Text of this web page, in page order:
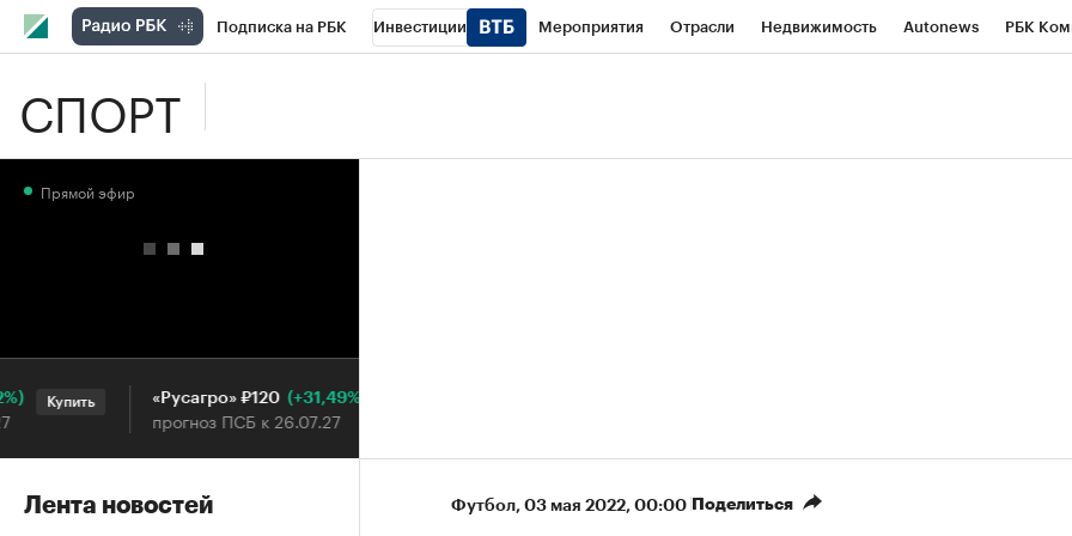
Подписка на РБК Инвестиции Мероприятия Отрасли Недвижимость Autonews РБК
СПОРТ
Футбол⁠, 03 мая 2022, 00:00 Поделиться
Прямой эфир
Купить «Русагро» ₽120 (+31,49%)
прогноз ПСБ к 26.07.27
Купить
Лента новостей